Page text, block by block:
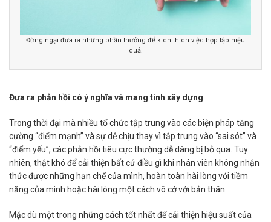
Đừng ngại đưa ra những phần thưởng để kích thích việc họp tập hiệu
quả.
Đưa ra phản hồi có ý nghĩa và mang tính xây dựng
Trong thời đại mà nhiều tổ chức tập trung vào các biện pháp tăng
cường “điểm mạnh” và sự dễ chịu thay vì tập trung vào “sai sót” và
“điểm yếu”, các phản hồi tiêu cực thường dễ dàng bị bỏ qua. Tuy
nhiên, thật khó để cải thiện bất cứ điều gì khi nhân viên không nhận
thức được những hạn chế của mình, hoàn toàn hài lòng với tiềm
năng của mình hoặc hài lòng một cách vô cớ với bản thân.
Mặc dù một trong những cách tốt nhất để cải thiện hiệu suất của